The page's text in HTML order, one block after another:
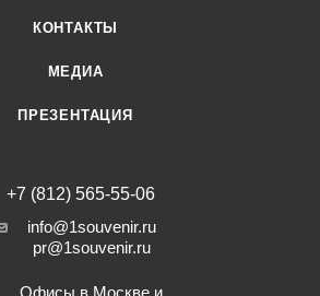
КОНТАКТЫ
МЕДИА
ПРЕЗЕНТАЦИЯ
+7 (812) 565-55-06
info@1souvenir.ru
pr@1souvenir.ru
Офисы в Москве и